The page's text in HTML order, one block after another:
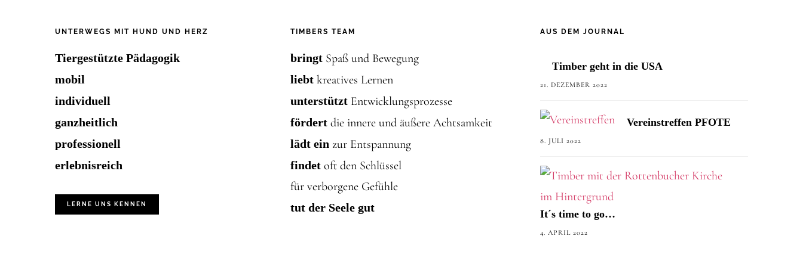
UNTERWEGS MIT HUND UND HERZ
Tiergestützte Pädagogik
mobil
individuell
ganzheitlich
professionell
erlebnisreich
LERNE UNS KENNEN
TIMBERS TEAM
bringt Spaß und Bewegung
liebt kreatives Lernen
unterstützt Entwicklungsprozesse
fördert die innere und äußere Achtsamkeit
lädt ein zur Entspannung
findet oft den Schlüssel
für verborgene Gefühle
tut der Seele gut
AUS DEM JOURNAL
Timber geht in die USA
21. DEZEMBER 2022
Vereinstreffen PFOTE
8. JULI 2022
It´s time to go…
4. APRIL 2022